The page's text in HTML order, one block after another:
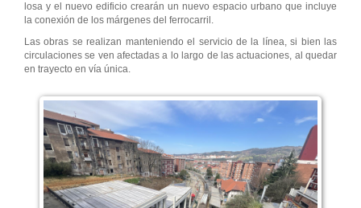
losa y el nuevo edificio crearán un nuevo espacio urbano que incluye
la conexión de los márgenes del ferrocarril.
Las obras se realizan manteniendo el servicio de la línea, si bien las
circulaciones se ven afectadas a lo largo de las actuaciones, al quedar
en trayecto en vía única.